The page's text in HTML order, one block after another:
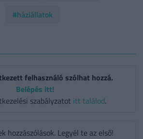
#háziállatok
felhasználó szólhat hozzá.
Belépés itt!
szabályzatot itt találod.
hozzászólások. Legyél te az első!